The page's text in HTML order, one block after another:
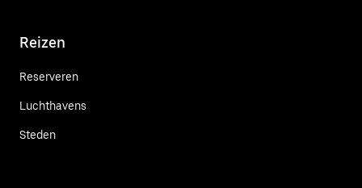
Reizen
Reserveren
Luchthavens
Steden